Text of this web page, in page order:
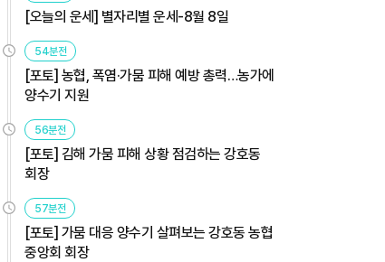
[오늘의 운세] 별자리별 운세-8월 8일
54분전
[포토] 농협, 폭염·가뭄 피해 예방 총력…농가에
양수기 지원
56분전
[포토] 김해 가뭄 피해 상황 점검하는 강호동
회장
57분전
[포토] 가뭄 대응 양수기 살펴보는 강호동 농협
중앙회 회장